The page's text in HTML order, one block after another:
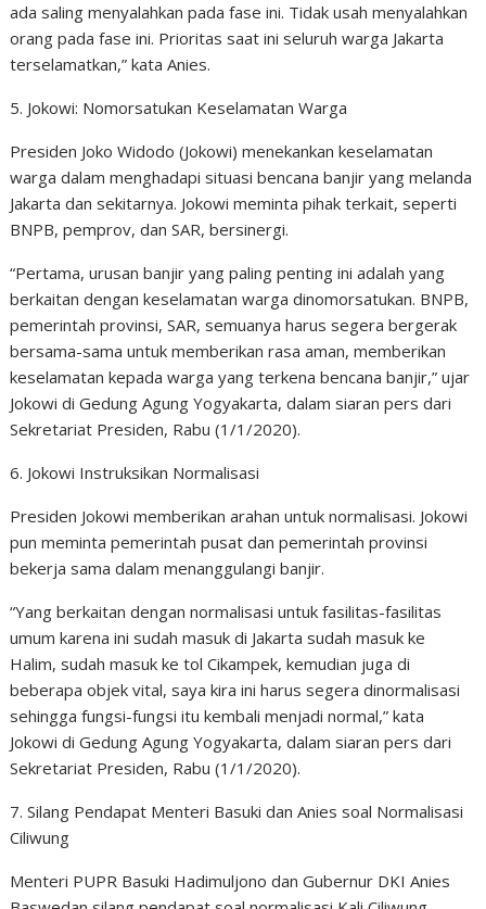
ada saling menyalahkan pada fase ini. Tidak usah menyalahkan
orang pada fase ini. Prioritas saat ini seluruh warga Jakarta
terselamatkan,” kata Anies.
5. Jokowi: Nomorsatukan Keselamatan Warga
Presiden Joko Widodo (Jokowi) menekankan keselamatan
warga dalam menghadapi situasi bencana banjir yang melanda
Jakarta dan sekitarnya. Jokowi meminta pihak terkait, seperti
BNPB, pemprov, dan SAR, bersinergi.
“Pertama, urusan banjir yang paling penting ini adalah yang
berkaitan dengan keselamatan warga dinomorsatukan. BNPB,
pemerintah provinsi, SAR, semuanya harus segera bergerak
bersama-sama untuk memberikan rasa aman, memberikan
keselamatan kepada warga yang terkena bencana banjir,” ujar
Jokowi di Gedung Agung Yogyakarta, dalam siaran pers dari
Sekretariat Presiden, Rabu (1/1/2020).
6. Jokowi Instruksikan Normalisasi
Presiden Jokowi memberikan arahan untuk normalisasi. Jokowi
pun meminta pemerintah pusat dan pemerintah provinsi
bekerja sama dalam menanggulangi banjir.
“Yang berkaitan dengan normalisasi untuk fasilitas-fasilitas
umum karena ini sudah masuk di Jakarta sudah masuk ke
Halim, sudah masuk ke tol Cikampek, kemudian juga di
beberapa objek vital, saya kira ini harus segera dinormalisasi
sehingga fungsi-fungsi itu kembali menjadi normal,” kata
Jokowi di Gedung Agung Yogyakarta, dalam siaran pers dari
Sekretariat Presiden, Rabu (1/1/2020).
7. Silang Pendapat Menteri Basuki dan Anies soal Normalisasi
Ciliwung
Menteri PUPR Basuki Hadimuljono dan Gubernur DKI Anies